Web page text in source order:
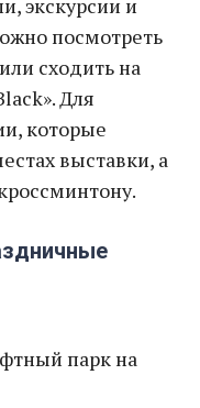
экскурсии и
посмотреть
сходить на
Для
которые
выставки, а
парк на